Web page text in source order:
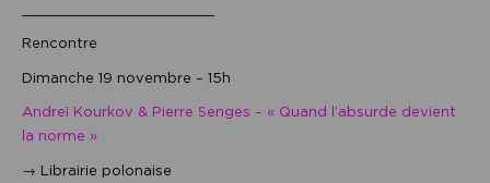
Rencontre
Dimanche 19 novembre – 15h
Andreï Kourkov & Pierre Senges – « Quand l’absurde devient
la norme »
→ Librairie polonaise